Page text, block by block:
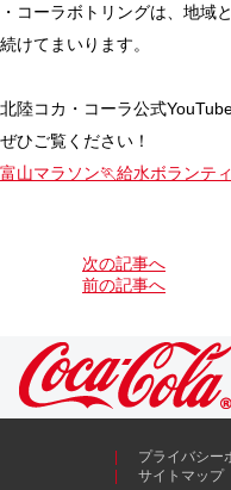
コーラボトリングは、地域
けてまいります。
陸コカ・コーラ公式
ひご覧ください！
山マラソン🏃給水ボランテ
次の記事へ
前の記事へ
プライバシー
サイトマップ